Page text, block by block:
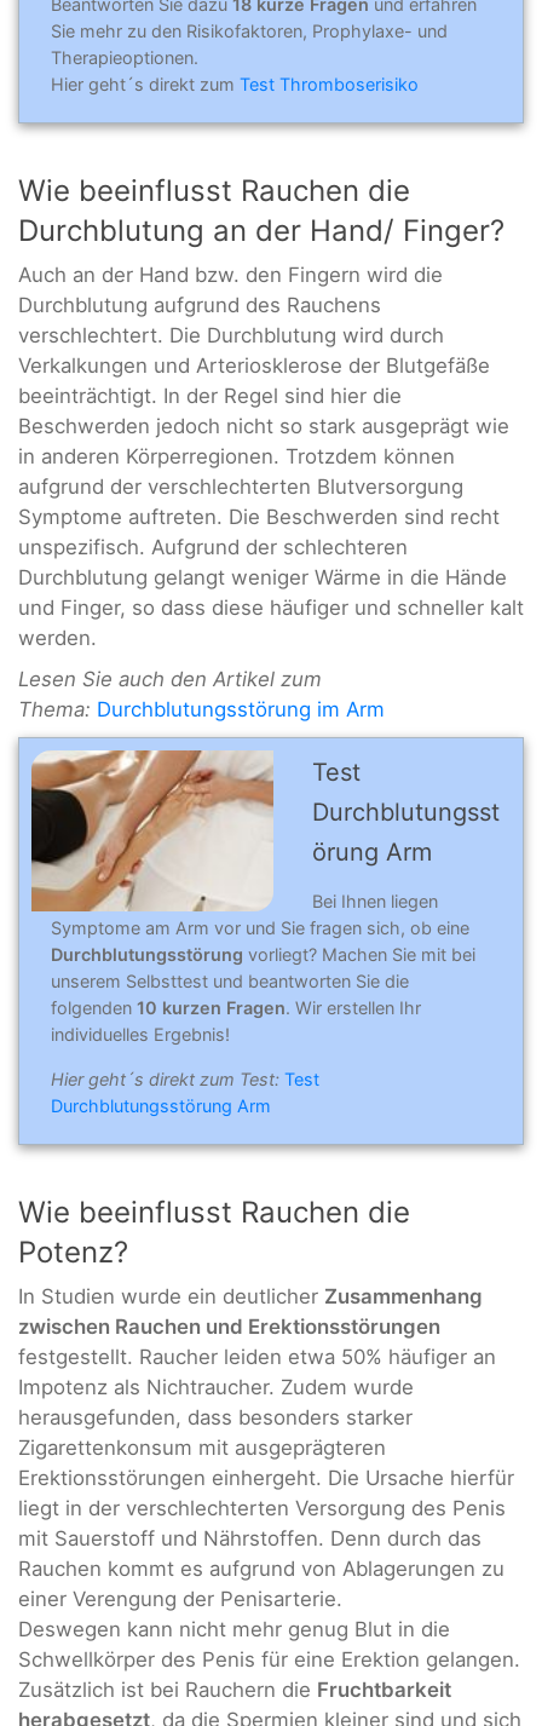
Beantworten Sie dazu 18 kurze Fragen und erfahren
Sie mehr zu den Risikofaktoren, Prophylaxe- und
Therapieoptionen.
Hier geht´s direkt zum Test Thromboserisiko
Wie beeinflusst Rauchen die
Durchblutung an der Hand/ Finger?
Auch an der Hand bzw. den Fingern wird die
Durchblutung aufgrund des Rauchens
verschlechtert. Die Durchblutung wird durch
Verkalkungen und Arteriosklerose der Blutgefäße
beeinträchtigt. In der Regel sind hier die
Beschwerden jedoch nicht so stark ausgeprägt wie
in anderen Körperregionen. Trotzdem können
aufgrund der verschlechterten Blutversorgung
Symptome auftreten. Die Beschwerden sind recht
unspezifisch. Aufgrund der schlechteren
Durchblutung gelangt weniger Wärme in die Hände
und Finger, so dass diese häufiger und schneller kalt
werden.
Lesen Sie auch den Artikel zum
Thema: Durchblutungsstörung im Arm
Test
Durchblutungsst
örung Arm
Bei Ihnen liegen
Symptome am Arm vor und Sie fragen sich, ob eine
Durchblutungsstörung vorliegt? Machen Sie mit bei
unserem Selbsttest und beantworten Sie die
folgenden 10 kurzen Fragen. Wir erstellen Ihr
individuelles Ergebnis!
Hier geht´s direkt zum Test: Test
Durchblutungsstörung Arm
Wie beeinflusst Rauchen die
Potenz?
In Studien wurde ein deutlicher Zusammenhang
zwischen Rauchen und Erektionsstörungen
festgestellt. Raucher leiden etwa 50% häufiger an
Impotenz als Nichtraucher. Zudem wurde
herausgefunden, dass besonders starker
Zigarettenkonsum mit ausgeprägteren
Erektionsstörungen einhergeht. Die Ursache hierfür
liegt in der verschlechterten Versorgung des Penis
mit Sauerstoff und Nährstoffen. Denn durch das
Rauchen kommt es aufgrund von Ablagerungen zu
einer Verengung der Penisarterie.
Deswegen kann nicht mehr genug Blut in die
Schwellkörper des Penis für eine Erektion gelangen.
Zusätzlich ist bei Rauchern die Fruchtbarkeit
herabgesetzt, da die Spermien kleiner sind und sich